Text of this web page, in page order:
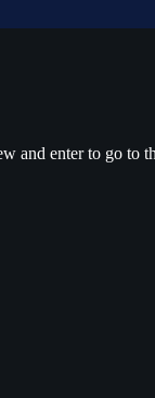
and enter to go to